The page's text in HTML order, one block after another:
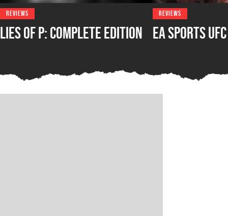
REVIEWS
Lies of P: Complete Edition
REVIEWS
EA Sports